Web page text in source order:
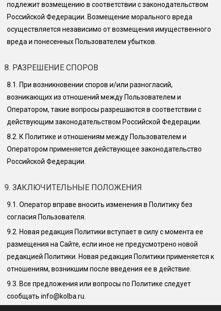
подлежит возмещению в соответствии с законодательством
Российской Федерации. Возмещение морального вреда
осуществляется независимо от возмещения имущественного
вреда и понесенных Пользователем убытков.
8. РАЗРЕШЕНИЕ СПОРОВ
8.1.
При возникновении споров и/или разногласий,
возникающих из отношений между Пользователем и
Оператором, такие вопросы разрешаются в соответствии с
действующим законодательством Российской Федерации.
8.2. К Политике и отношениям между Пользователем и
Оператором применяется действующее законодательство
Российской Федерации.
9. ЗАКЛЮЧИТЕЛЬНЫЕ ПОЛОЖЕНИЯ
9.1. Оператор вправе вносить изменения в Политику без
согласия Пользователя.
9.2. Новая редакция Политики вступает в силу с момента ее
размещения на Сайте, если иное не предусмотрено новой
редакцией Политики. Новая редакция Политики применяется к
отношениям, возникшим после введения ее в действие.
9.3. Все предложения или вопросы по Политике следует
сообщать info@kolba.ru